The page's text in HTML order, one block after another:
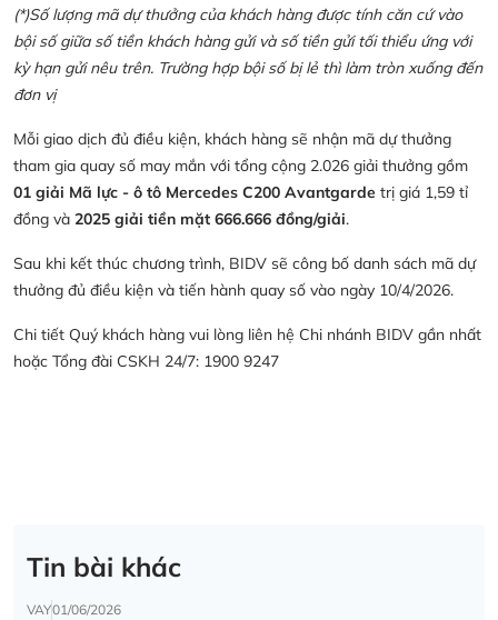
(*)Số lượng mã dự thưởng của khách hàng được tính căn cứ vào
bội số giữa số tiền khách hàng gửi và số tiền gửi tối thiểu ứng với
kỳ hạn gửi nêu trên. Trường hợp bội số bị lẻ thì làm tròn xuống đến
đơn vị
Mỗi giao dịch đủ điều kiện, khách hàng sẽ nhận mã dự thưởng
tham gia quay số may mắn với tổng cộng 2.026 giải thưởng gồm
01 giải Mã lực - ô tô Mercedes C200 Avantgarde trị giá 1,59 tỉ
đồng và 2025 giải tiền mặt 666.666 đồng/giải.
Sau khi kết thúc chương trình, BIDV sẽ công bố danh sách mã dự
thưởng đủ điều kiện và tiến hành quay số vào ngày 10/4/2026.
Chi tiết Quý khách hàng vui lòng liên hệ Chi nhánh BIDV gần nhất
hoặc Tổng đài CSKH 24/7: 1900 9247
Tin bài khác
VAY01/06/2026